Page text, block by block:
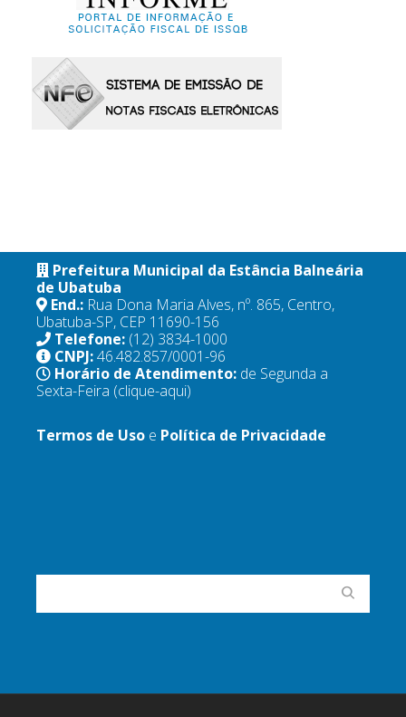
Prefeitura Municipal da Estância Balneária
de Ubatuba
End.: Rua Dona Maria Alves, nº. 865, Centro,
Ubatuba-SP, CEP 11690-156
Telefone: (12) 3834-1000
CNPJ:46.482.857/0001-96
Horário de Atendimento: de Segunda a
Sexta-Feira (clique-aqui)
Termos de Uso e Política de Privacidade